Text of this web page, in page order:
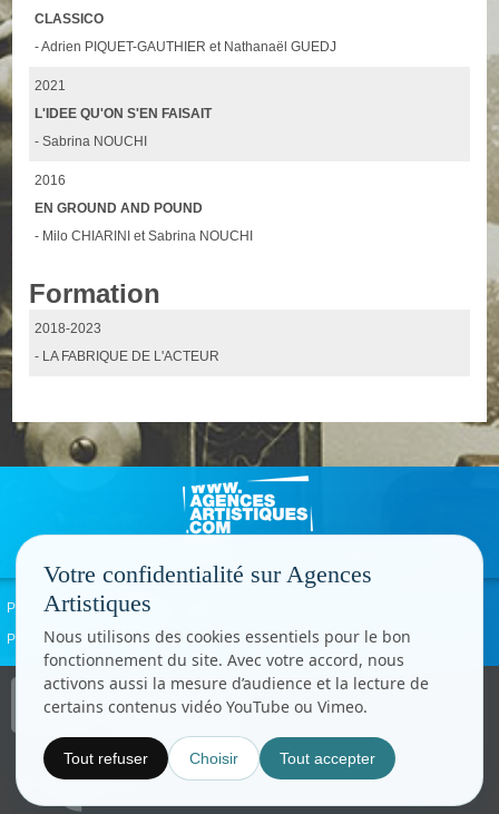
CLASSICO
- Adrien PIQUET-GAUTHIER et Nathanaël GUEDJ
2021
L'IDEE QU'ON S'EN FAISAIT
- Sabrina NOUCHI
2016
EN GROUND AND POUND
- Milo CHIARINI et Sabrina NOUCHI
Formation
2018-2023
- LA FABRIQUE DE L'ACTEUR
Politique de confidentialité
Paramètres cookies
Copyright © CC.Comunication
Tous droits réservés
Votre confidentialité sur Agences
Artistiques
Nous utilisons des cookies essentiels pour le bon
fonctionnement du site. Avec votre accord, nous
activons aussi la mesure d’audience et la lecture de
certains contenus vidéo YouTube ou Vimeo.
Tout refuser Choisir Tout accepter